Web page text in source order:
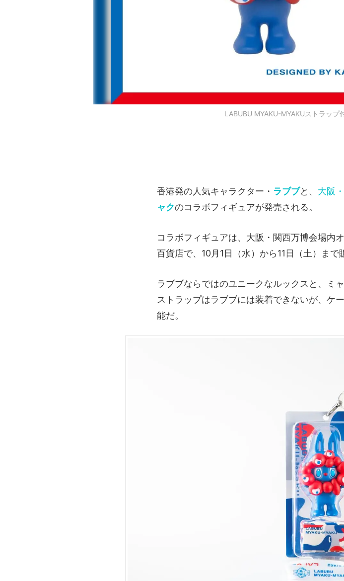
LABUBU MYAKU-MYAKUストラップ
香港発の人気キャラクター・ ラブブと、 大阪
ャクのコラボフィギュアが発売される。
コラボフィギュアは、大阪・関西万博会場内
百貨店で、10月1日（水）から11日（土）ま
ラブブならではのユニークなルックスと、ミ
ストラップはラブブには装着できないが、ケ
能だ。